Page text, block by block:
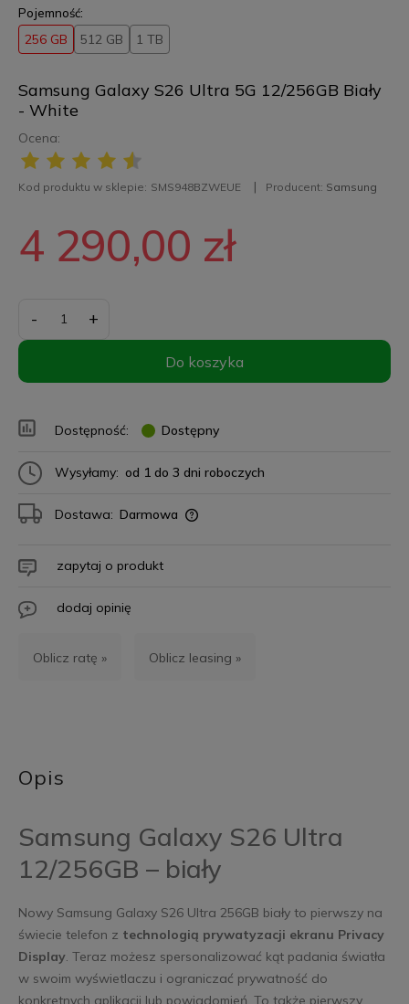
Samsung Galaxy S26 Ultra 5G 12/256GB Biały
- White
Ocena:
Kod produktu w sklepie: SMS948BZWEUE Producent: Samsung
Pojemność:
256 GB 512 GB 1 TB
4 290,00 zł
- +
Do koszyka
Dostępność: Dostępny
Wysyłamy: od 1 do 3 dni roboczych
Dostawa: Darmowa
zapytaj o produkt
dodaj opinię
Oblicz ratę » Oblicz leasing »
Opis
Samsung Galaxy S26 Ultra
12/256GB – biały
Nowy Samsung Galaxy S26 Ultra 256GB biały to pierwszy na
świecie telefon z technologią prywatyzacji ekranu Privacy
Display. Teraz możesz spersonalizować kąt padania światła
w swoim wyświetlaczu i ograniczać prywatność do
konkretnych aplikacji lub powiadomień. To także pierwszy